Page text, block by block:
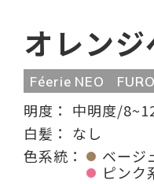
オレンジ
Féerie NEO
明度： 中明度/
白髪： なし
色系統：
ベージ
ピンク